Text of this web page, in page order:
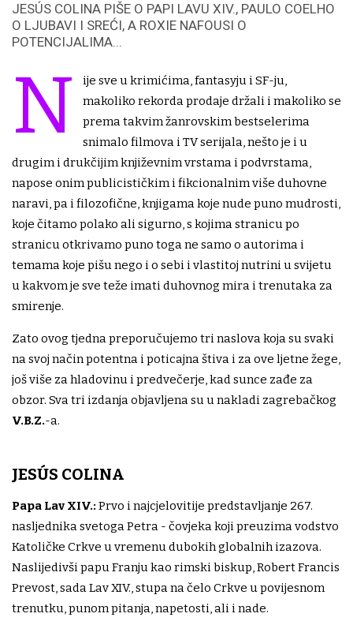
JESÚS COLINA PIŠE O PAPI LAVU XIV., PAULO COELHO
O LJUBAVI I SREĆI, A ROXIE NAFOUSI O
POTENCIJALIMA...
N
ije sve u krimićima, fantasyju i SF-ju,
makoliko rekorda prodaje držali i makoliko se
prema takvim žanrovskim bestselerima
snimalo filmova i TV serijala, nešto je i u
drugim i drukčijim književnim vrstama i podvrstama,
napose onim publicističkim i fikcionalnim više duhovne
naravi, pa i filozofične, knjigama koje nude puno mudrosti,
koje čitamo polako ali sigurno, s kojima stranicu po
stranicu otkrivamo puno toga ne samo o autorima i
temama koje pišu nego i o sebi i vlastitoj nutrini u svijetu
u kakvom je sve teže imati duhovnog mira i trenutaka za
smirenje.
Zato ovog tjedna preporučujemo tri naslova koja su svaki
na svoj način potentna i poticajna štiva i za ove ljetne žege,
još više za hladovinu i predvečerje, kad sunce zađe za
obzor. Sva tri izdanja objavljena su u nakladi zagrebačkog
V.B.Z.-a.
JESÚS COLINA
Papa Lav XIV.: Prvo i najcjelovitije predstavljanje 267.
nasljednika svetoga Petra - čovjeka koji preuzima vodstvo
Katoličke Crkve u vremenu dubokih globalnih izazova.
Naslijedivši papu Franju kao rimski biskup, Robert Francis
Prevost, sada Lav XIV., stupa na čelo Crkve u povijesnom
trenutku, punom pitanja, napetosti, ali i nade.